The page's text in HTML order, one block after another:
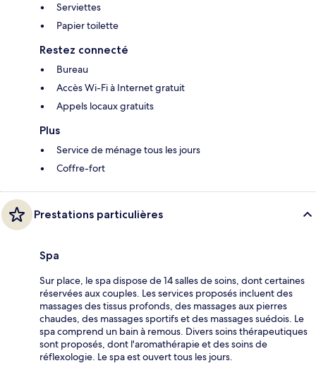
Serviettes
Papier toilette
Restez connecté
Bureau
Accès Wi-Fi à Internet gratuit
Appels locaux gratuits
Plus
Service de ménage tous les jours
Coffre-fort
Prestations particulières
Spa
Sur place, le spa dispose de 14 salles de soins, dont certaines
réservées aux couples. Les services proposés incluent des
massages des tissus profonds, des massages aux pierres
chaudes, des massages sportifs et des massages suédois. Le
spa comprend un bain à remous. Divers soins thérapeutiques
sont proposés, dont l'aromathérapie et des soins de
réflexologie. Le spa est ouvert tous les jours.